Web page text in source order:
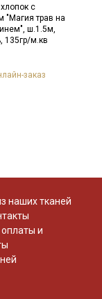
с
"Магия трав на
ш.1.5м,
135гр/м.кв
заказ
наших тканей
и